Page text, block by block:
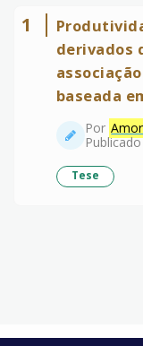
1
derivados
baseada
Por
Tese